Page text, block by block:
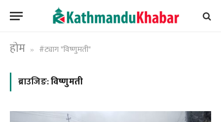
होम » #ट्याग "विष्णुमती"
ब्राउजिङ:विष्णुमती